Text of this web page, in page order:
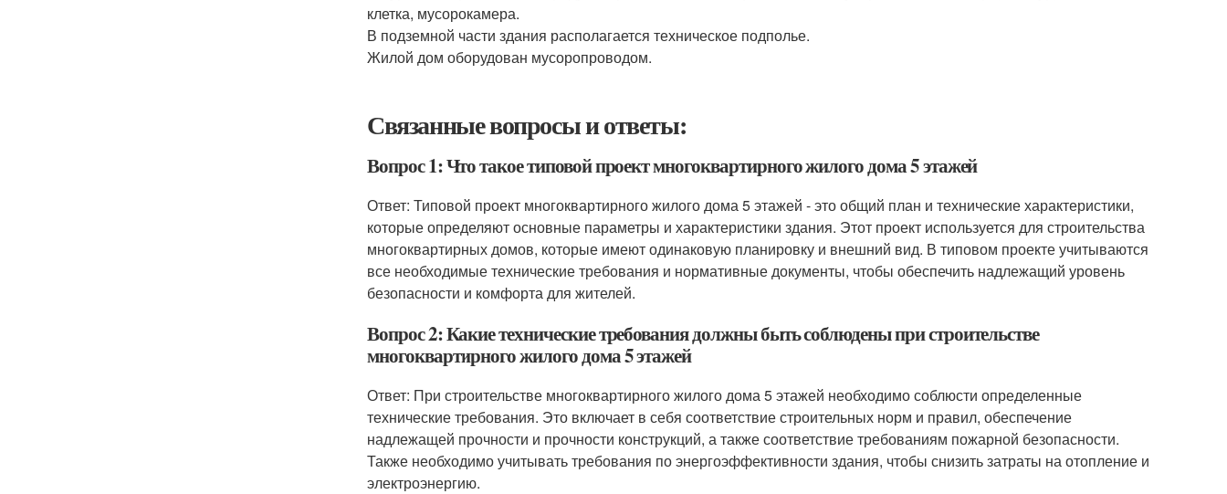
клетка, мусорокамера.
В подземной части здания располагается техническое подполье.
Жилой дом оборудован мусоропроводом.
Связанные вопросы и ответы:
Вопрос 1: Что такое типовой проект многоквартирного жилого дома 5 этажей
Ответ: Типовой проект многоквартирного жилого дома 5 этажей - это общий план и технические характеристики,
которые определяют основные параметры и характеристики здания. Этот проект используется для строительства
многоквартирных домов, которые имеют одинаковую планировку и внешний вид. В типовом проекте учитываются
все необходимые технические требования и нормативные документы, чтобы обеспечить надлежащий уровень
безопасности и комфорта для жителей.
Вопрос 2: Какие технические требования должны быть соблюдены при строительстве
многоквартирного жилого дома 5 этажей
Ответ: При строительстве многоквартирного жилого дома 5 этажей необходимо соблюсти определенные
технические требования. Это включает в себя соответствие строительных норм и правил, обеспечение
надлежащей прочности и прочности конструкций, а также соответствие требованиям пожарной безопасности.
Также необходимо учитывать требования по энергоэффективности здания, чтобы снизить затраты на отопление и
электроэнергию.